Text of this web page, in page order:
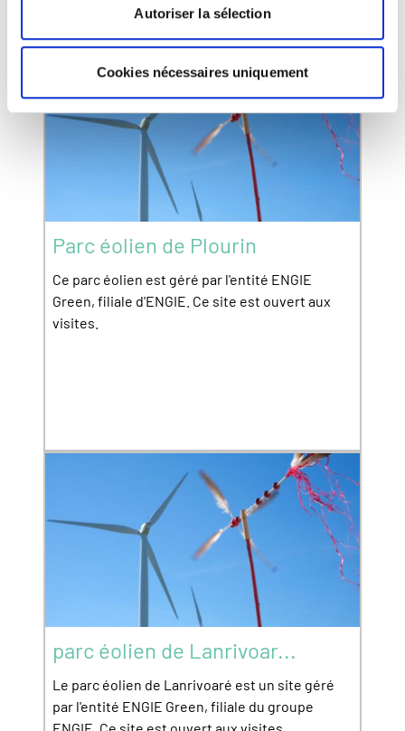
Autoriser la sélection
Cookies nécessaires uniquement
Parc éolien de Plourin
Ce parc éolien est géré par l'entité ENGIE
Green, filiale d'ENGIE. Ce site est ouvert aux
visites.
parc éolien de Lanrivoar...
Le parc éolien de Lanrivoaré est un site géré
par l'entité ENGIE Green, filiale du groupe